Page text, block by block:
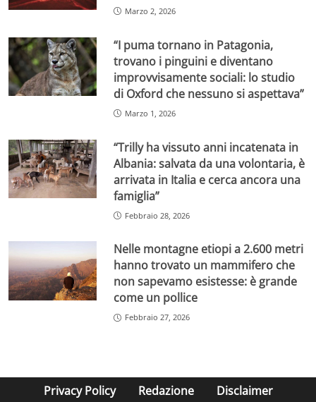
Marzo 2, 2026
“I puma tornano in Patagonia,
trovano i pinguini e diventano
improvvisamente sociali: lo studio
di Oxford che nessuno si aspettava”
Marzo 1, 2026
“Trilly ha vissuto anni incatenata in
Albania: salvata da una volontaria, è
arrivata in Italia e cerca ancora una
famiglia”
Febbraio 28, 2026
Nelle montagne etiopi a 2.600 metri
hanno trovato un mammifero che
non sapevamo esistesse: è grande
come un pollice
Febbraio 27, 2026
Privacy Policy Redazione Disclaimer